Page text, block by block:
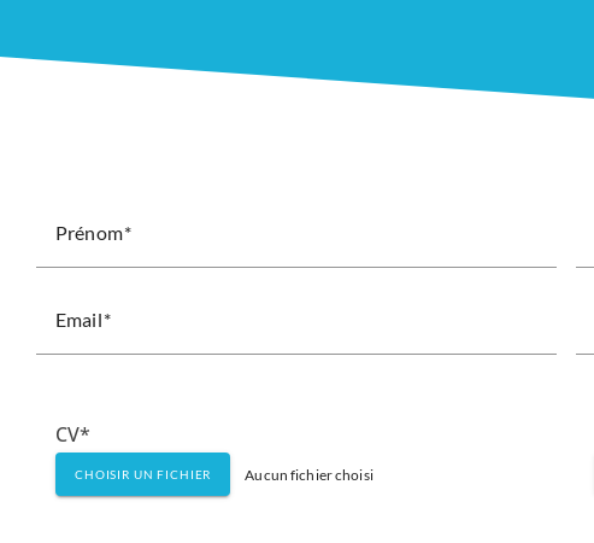
Prénom
Email
CV*
CHOISIR UN FICHIER Aucun fichier choisi